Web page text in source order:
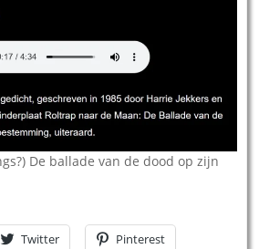
De ballade van de dood op zijn
Twitter Pinterest